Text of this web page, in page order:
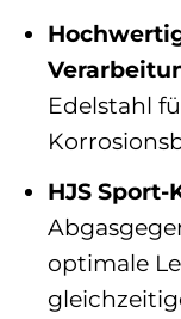
Edelstahl
HJS Sport-
optimale